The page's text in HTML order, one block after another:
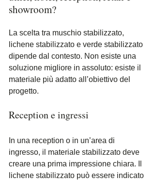
showroom?
La scelta tra muschio stabilizzato,
lichene stabilizzato e verde stabilizzato
dipende dal contesto. Non esiste una
soluzione migliore in assoluto: esiste il
materiale più adatto all’obiettivo del
progetto.
Reception e ingressi
In una reception o in un’area di
ingresso, il materiale stabilizzato deve
creare una prima impressione chiara. Il
lichene stabilizzato può essere indicato